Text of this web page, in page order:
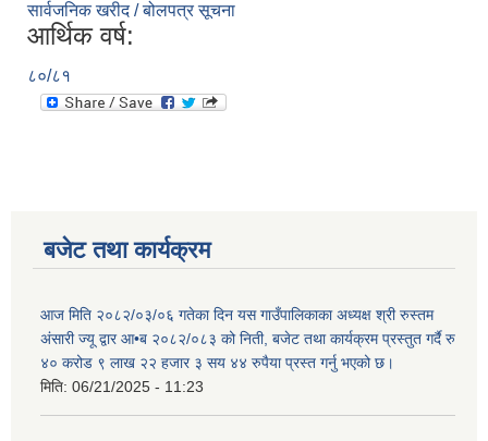
सार्वजनिक खरीद / बोलपत्र सूचना
आर्थिक वर्ष:
८०/८१
बजेट तथा कार्यक्रम
आज मिति २०८२/०३/०६ गतेका दिन यस गाउँपालिकाका अध्यक्ष श्री रुस्तम
अंसारी ज्यू द्वार आ•ब २०८२/०८३ को निती, बजेट तथा कार्यक्रम प्रस्तुत गर्दै रु
४० करोड ९ लाख २२ हजार ३ सय ४४ रुपैया प्रस्त गर्नु भएको छ।
मिति: 06/21/2025 - 11:23